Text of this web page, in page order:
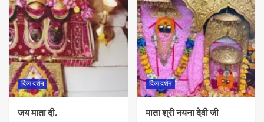
दिव्य दर्शन
जय माता दी.
दिव्य दर्शन
माता श्री नयना देवी जी